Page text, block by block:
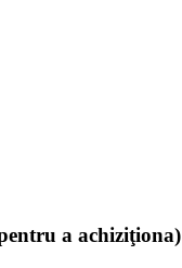
a achiziţiona)